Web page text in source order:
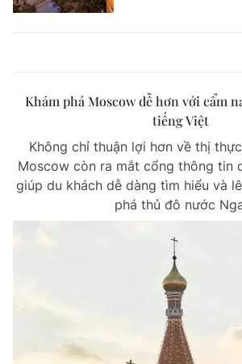
Khám phá Moscow dễ hơn với cẩm
tiếng Việt
Không chỉ thuận lợi hơn về thị
Moscow còn ra mắt cổng thông tin
giúp du khách dễ dàng tìm hiểu và
phá thủ đô nước